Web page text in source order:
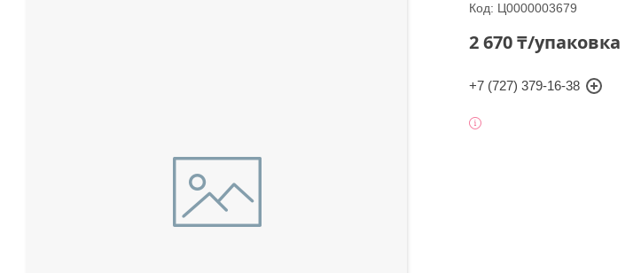
Код: Ц0000003679
2 670 ₸/упаковка
+7 (727) 379-16-38